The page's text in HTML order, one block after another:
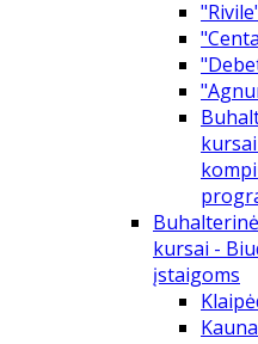
kursai -
įstaigoms